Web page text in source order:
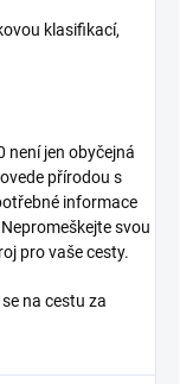
klasifikací,
není jen obyčejná
přírodou s
informace
svou
pro vaše cesty.
na cestu za